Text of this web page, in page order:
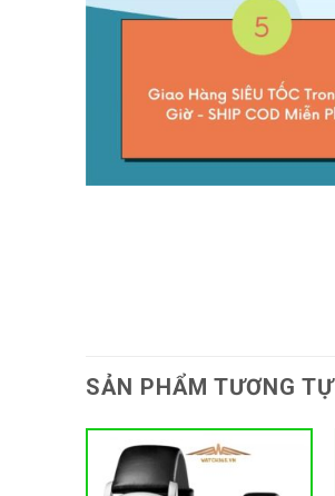
SẢN PHẨM TƯƠNG TỰ